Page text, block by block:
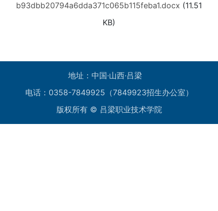
b93dbb20794a6dda371c065b115feba1.docx (11.51
KB)
地址：中国·山西·吕梁
电话：0358-7849925（7849923招生办公室）
版权所有 © 吕梁职业技术学院